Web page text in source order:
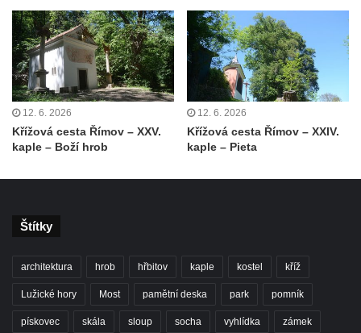
Kaple svatého Josefa u Zákup
Kostel svatých Fabiána a Šebestiána v
Zákupech
Kostel svatého Havla v Kuřívodech
Kaple Krista v žaláři u kostela Nalezení
svatého Kříže ve Frýdlantu
Kostel Nalezení svatého Kříže ve Frýdlantu
Kostel Krista Spasitele ve Frýdlantu
Křížovém vrchu ve Frýdlantu
Poustevna na Křížové cestě na Křížovém
vrchu ve Frýdlantu
12. 6. 2026
Křížová cesta Římov – XXV.
kaple – Boží hrob
12. 6. 2026
Křížová cesta Římov – XXIV.
kaple – Pieta
Štítky
architektura hrob hřbitov kaple kostel kříž
Lužické hory Most pamětní deska park pomník
pískovec skála sloup socha vyhlídka zámek